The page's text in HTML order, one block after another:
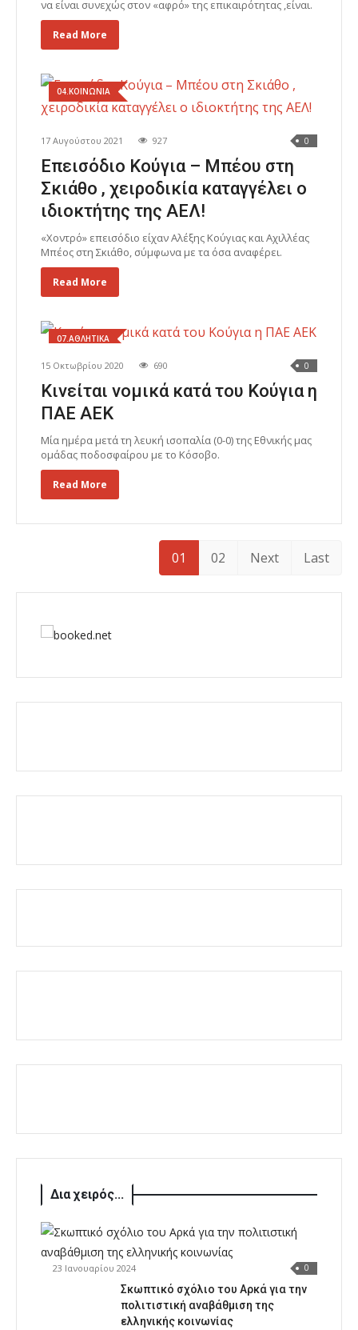
να είναι συνεχώς στον «αφρό» της επικαιρότητας ,είναι.
Read More
04.ΚΟΙΝΩΝΙΑ
17 Αυγούστου 2021 927 0
Επεισόδιο Κούγια – Μπέου στη
Σκιάθο , χειροδικία καταγγέλει ο
ιδιοκτήτης της ΑΕΛ!
«Χοντρό» επεισόδιο είχαν Αλέξης Κούγιας και Αχιλλέας
Μπέος στη Σκιάθο, σύμφωνα με τα όσα αναφέρει.
Read More
07.ΑΘΛΗΤΙΚΑ
15 Οκτωβρίου 2020 690 0
Κινείται νομικά κατά του Κούγια η
ΠΑΕ ΑΕΚ
Μία ημέρα μετά τη λευκή ισοπαλία (0-0) της Εθνικής μας
ομάδας ποδοσφαίρου με το Κόσοβο.
Read More
01 02 Next Last
Δια χειρός...
23 Ιανουαρίου 2024 0
Σκωπτικό σχόλιο του Αρκά για την
πολιτιστική αναβάθμιση της
ελληνικής κοινωνίας